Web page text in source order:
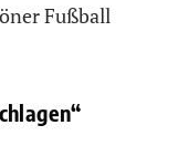
Fußball